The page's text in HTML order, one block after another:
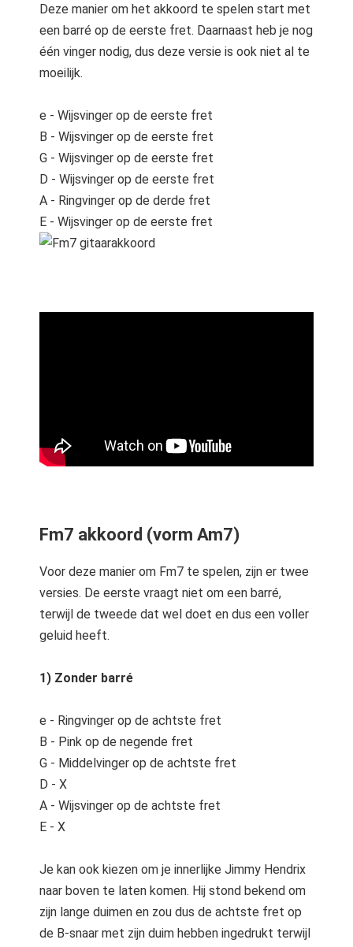
Deze manier om het akkoord te spelen start met
een barré op de eerste fret. Daarnaast heb je nog
één vinger nodig, dus deze versie is ook niet al te
moeilijk.
e - Wijsvinger op de eerste fret
B - Wijsvinger op de eerste fret
G - Wijsvinger op de eerste fret
D - Wijsvinger op de eerste fret
A - Ringvinger op de derde fret
E - Wijsvinger op de eerste fret
Fm7 akkoord (vorm Am7)
Voor deze manier om Fm7 te spelen, zijn er twee
versies. De eerste vraagt niet om een barré,
terwijl de tweede dat wel doet en dus een voller
geluid heeft.
1) Zonder barré
e - Ringvinger op de achtste fret
B - Pink op de negende fret
G - Middelvinger op de achtste fret
D - X
A - Wijsvinger op de achtste fret
E - X
Je kan ook kiezen om je innerlijke Jimmy Hendrix
naar boven te laten komen. Hij stond bekend om
zijn lange duimen en zou dus de achtste fret op
de B-snaar met zijn duim hebben ingedrukt terwijl